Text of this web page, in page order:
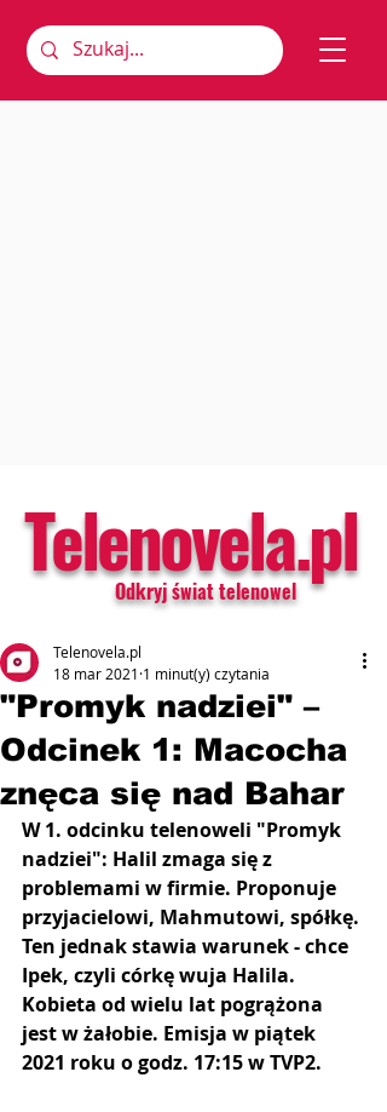
Telenovela.pl
Odkryj świat telenowel
"Promyk nadziei" –
Odcinek 1: Macocha
znęca się nad Bahar
Telenovela.pl
18 mar 2021 1 minut(y) czytania
W 1. odcinku telenoweli "Promyk
nadziei": Halil zmaga się z
problemami w firmie. Proponuje
przyjacielowi, Mahmutowi, spółkę.
Ten jednak stawia warunek - chce
Ipek, czyli córkę wuja Halila.
Kobieta od wielu lat pogrążona
jest w żałobie. Emisja w piątek
2021 roku o godz. 17:15 w TVP2.